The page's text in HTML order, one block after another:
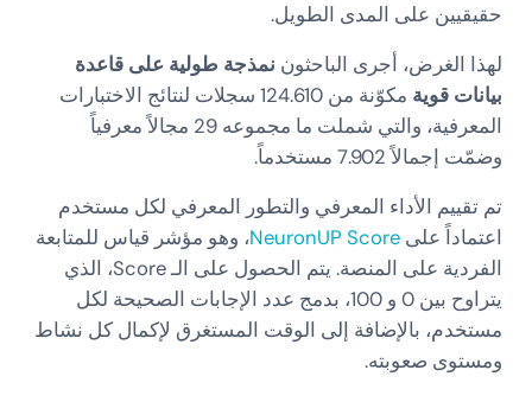
حقيقيين على المدى الطويل.
لهذا الغرض، أجرى الباحثون نمذجة طولية على قاعدة
بيانات قوية
مكوّنة من 124.610 سجلات لنتائج الاختبارات
المعرفية، والتي شملت ما مجموعه 29 مجالاً معرفياً
وضمّت إجمالاً 7.902 مستخدماً.
تم تقييم الأداء المعرفي والتطور المعرفي لكل مستخدم
اعتماداً على NeuronUP Score، وهو مؤشر قياس للمتابعة
الفردية على المنصة. يتم الحصول على الـ Score، الذي
يتراوح بين 0 و 100، بدمج عدد الإجابات الصحيحة لكل
مستخدم، بالإضافة إلى الوقت المستغرق لإكمال كل نشاط
ومستوى صعوبته.